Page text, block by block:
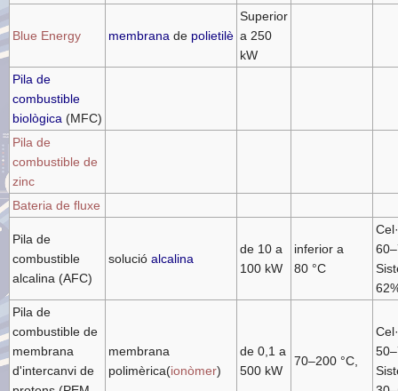
Blue Energy membrana de polietilè
Superior
a 250
kW
Pila de
combustible
biològica (MFC)
Pila de
combustible de
zinc
Bateria de fluxe
Pila de
combustible
alcalina (AFC)
solució alcalina
de 10 a
100 kW
inferior a
80 °C
Pila de
combustible de
membrana
d'intercanvi de
membrana
polimèrica(ionòmer)
de 0,1 a
500 kW
70–200 °C,